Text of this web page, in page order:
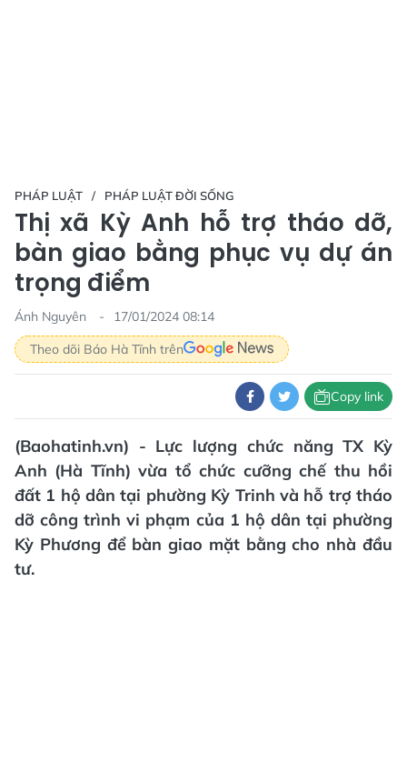
PHÁP LUẬT PHÁP LUẬT ĐỜI SỐNG
Thị xã Kỳ Anh hỗ trợ tháo dỡ,
bàn giao bằng phục vụ dự án
trọng điểm
Ánh Nguyên
17/01/2024 08:14
Theo dõi Báo Hà Tĩnh trên
Copy link
(Baohatinh.vn) - Lực lượng chức năng TX Kỳ
Anh (Hà Tĩnh) vừa tổ chức cưỡng chế thu hồi
đất 1 hộ dân tại phường Kỳ Trinh và hỗ trợ tháo
dỡ công trình vi phạm của 1 hộ dân tại phường
Kỳ Phương để bàn giao mặt bằng cho nhà đầu
tư.